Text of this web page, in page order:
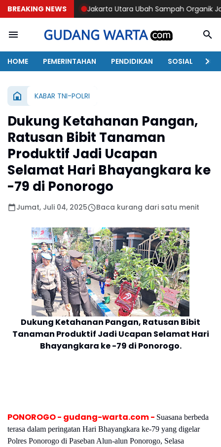
BREAKING NEWS
Jakarta Utara Ubah Sampah Organik Jadi Energi
HOME PEMERINTAHAN PENDIDIKAN SOSIAL
KABAR TNI-POLRI
Dukung Ketahanan Pangan,
Ratusan Bibit Tanaman
Produktif Jadi Ucapan
Selamat Hari Bhayangkara ke
-79 di Ponorogo
Jumat, Juli 04, 2025 Baca kurang dari satu menit
Dukung Ketahanan Pangan, Ratusan Bibit
Tanaman Produktif Jadi Ucapan Selamat Hari
Bhayangkara ke -79 di Ponorogo.
PONOROGO - gudang-warta.com - Suasana berbeda
terasa dalam peringatan Hari Bhayangkara ke-79 yang digelar
Polres Ponorogo di Paseban Alun-alun Ponorogo, Selasa